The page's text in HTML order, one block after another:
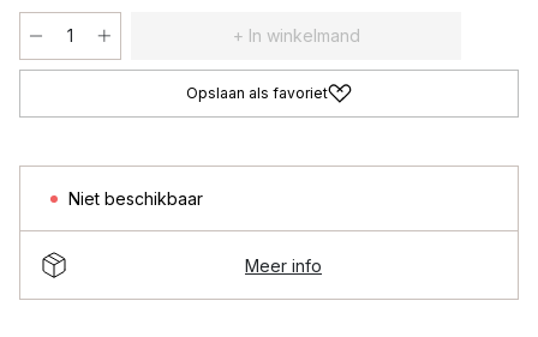
+ In winkelmand
Opslaan als favoriet
Niet beschikbaar
Meer info